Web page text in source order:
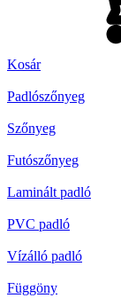
Kosár
Padlószőnyeg
Szőnyeg
Futószőnyeg
Laminált padló
PVC padló
Vízálló padló
Függöny